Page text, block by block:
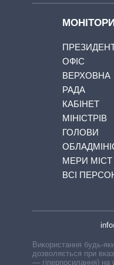
ПРЕЗИДЕНТ
ОФІС
ВЕРХОВНА
РАДА
КАБІНЕТ
МІНІСТРІВ
ГОЛОВИ
МЕРИ МІСТ
ВСІ
Використання будь-
дозволяється при
— гіперпосилання) на